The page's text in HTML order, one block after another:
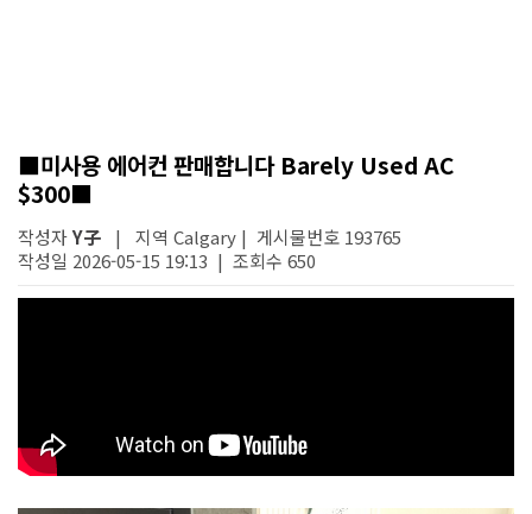
■미사용 에어컨 판매합니다 Barely Used AC
$300■
작성자Y子 | 지역 Calgary | 게시물번호 193765
작성일 2026-05-15 19:13 | 조회수 650